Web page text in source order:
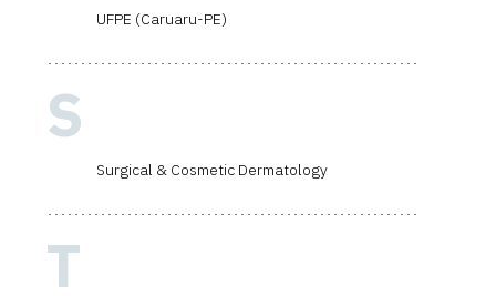
UFPE (Caruaru-PE)
S
Surgical & Cosmetic Dermatology
T